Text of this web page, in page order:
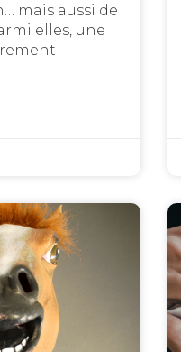
mais aussi de
elles, une